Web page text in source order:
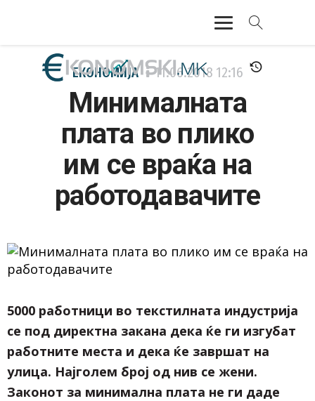
АКТУЕЛНО
ЕКОНОМИЈА
ФИНАНСИИ
БАНКАРСТВО
ЖИВОТ
ЕКОНОМИЈА 11.06.2018 12:16
Минималната
плата во плико
им се враќа на
работодавачите
5000 работници во текстилната индустрија
се под директна закана дека ќе ги изгубат
работните места и дека ќе завршат на
улица. Најголем број од нив се жени.
Законот за минимална плата не ги даде